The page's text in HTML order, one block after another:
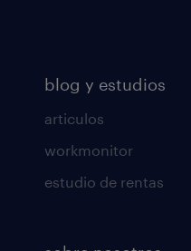
blog y estudios
articulos
workmonitor
estudio de rentas